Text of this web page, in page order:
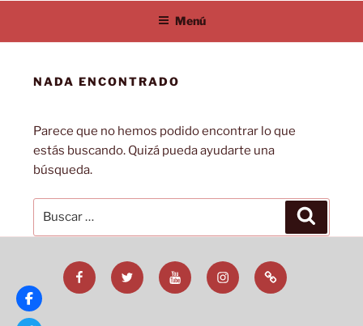
contenido
Menú
NADA ENCONTRADO
Parece que no hemos podido encontrar lo que
estás buscando. Quizá pueda ayudarte una
búsqueda.
por:
FacebookTwitter YouTubeInstagramTikTok